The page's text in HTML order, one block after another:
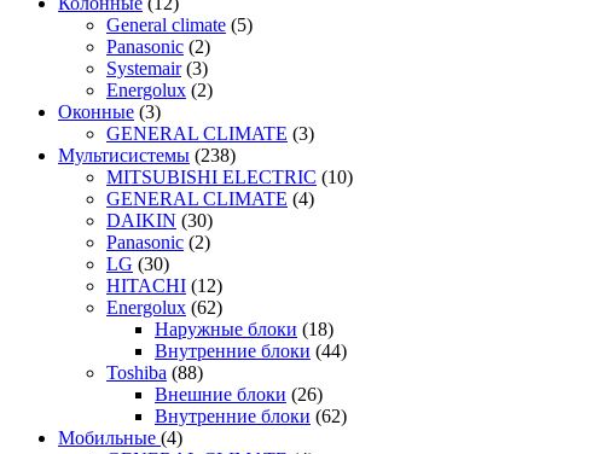
General climate (5)
Panasonic (2)
Systemair (3)
Energolux (2)
Оконные (3)
GENERAL CLIMATE (3)
Мультисистемы (238)
MITSUBISHI ELECTRIC (10)
GENERAL CLIMATE (4)
DAIKIN (30)
Panasonic (2)
LG (30)
HITACHI (12)
Energolux (62)
Наружные блоки (18)
Внутренние блоки (44)
Toshiba (88)
Внешние блоки (26)
Внутренние блоки (62)
Мобильные (4)